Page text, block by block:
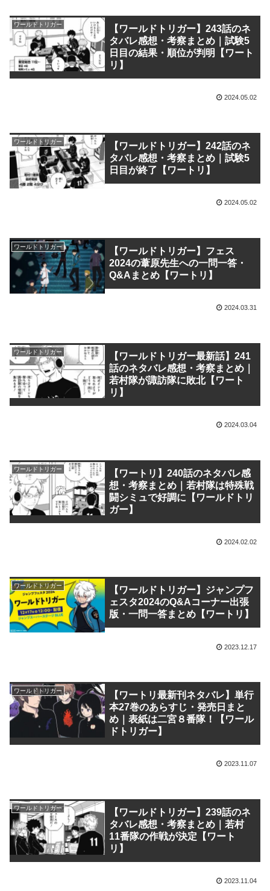
ワールドトリガー
【ワールドトリガー】243話のネ
タバレ感想・考察まとめ｜試験5
日目の結果・順位が判明【ワート
リ】
2024.05.02
ワールドトリガー
【ワールドトリガー】242話のネ
タバレ感想・考察まとめ｜試験5
日目が終了【ワートリ】
2024.05.02
ワールドトリガー
【ワールドトリガー】フェス
2024の葦原先生への一問一答・
Q&Aまとめ【ワートリ】
2024.03.31
ワールドトリガー
【ワールドトリガー最新話】241
話のネタバレ感想・考察まとめ｜
若村隊が諏訪隊に敗北【ワート
リ】
2024.03.04
ワールドトリガー
【ワートリ】240話のネタバレ感
想・考察まとめ｜若村隊は特殊戦
闘シミュで好調に【ワールドトリ
ガー】
2024.02.02
ワールドトリガー
【ワールドトリガー】ジャンプフ
ェスタ2024のQ&Aコーナー出張
版・一問一答まとめ【ワートリ】
2023.12.17
ワールドトリガー
【ワートリ最新刊ネタバレ】単行
本27巻のあらすじ・発売日まと
め｜表紙は二宮８番隊！【ワール
ドトリガー】
2023.11.07
ワールドトリガー
【ワールドトリガー】239話のネ
タバレ感想・考察まとめ｜若村
11番隊の作戦が決定【ワート
リ】
2023.11.04